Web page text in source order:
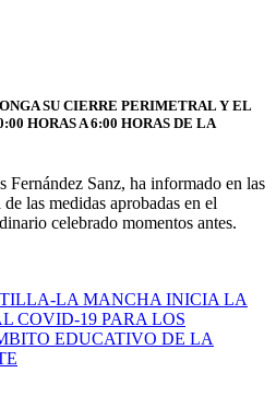
SU CIERRE PERIMETRAL Y EL
HORAS A 6:00 HORAS DE LA
Fernández Sanz, ha informado en las
las medidas aprobadas en el
celebrado momentos antes.